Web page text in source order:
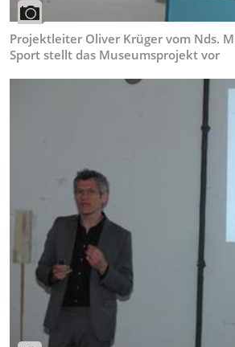
Projektleiter Oliver Krüger vom Nds.
Sport stellt das Museumsprojekt vor